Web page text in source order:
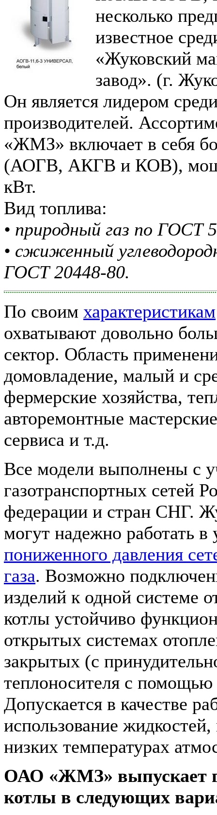
несколько
известное
«Жуковский
завод». (г.
Он является лидером
производителей.
«ЖМЗ» включает в себя
(АОГВ, АКГВ и КОВ),
кВт.
Вид топлива:
• природный газ по ГОСТ
• сжиженный
ГОСТ 20448-80.
По своим характеристикам
охватывают довольно
сектор. Область
домовладение, малый и
фермерские хозяйства,
авторемонтные
сервиса и т.д.
Все модели выполнены с
газотранспортных сетей
федерации и стран СНГ.
могут надежно работать в
пониженного давления
газа. Возможно
изделий к одной системе
котлы устойчиво
открытых системах
закрытых (с
теплоносителя с помощью
Допускается в качестве
использование
низких температурах
ОАО «ЖМЗ» выпускает
котлы в следующих